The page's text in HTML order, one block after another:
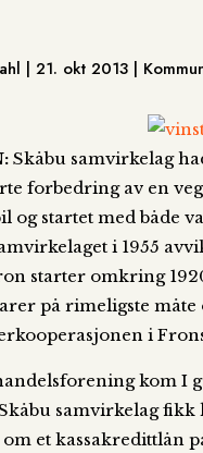
| 21. okt 2013 |
Skåbu samvirkelag
forbedring av en
og startet med både
i 1955
starter omkring
på rimeligste
i
kom I
samvirkelag
et kassakredittlån